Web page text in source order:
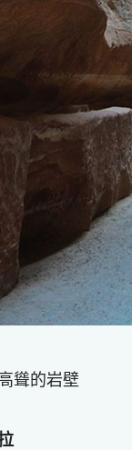
聳的岩壁